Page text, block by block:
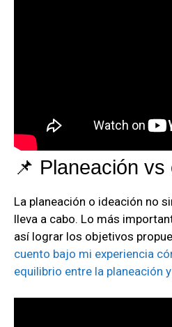
📌 Planeación vs
La planeación o ideación no
lleva a cabo. Lo más
así lograr los objetivos
cuento bajo mi experiencia
equilibrio entre la planeación